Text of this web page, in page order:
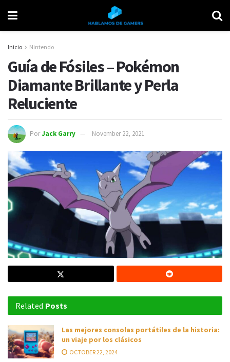
Inicio Nintendo
Guía de Fósiles – Pokémon
Diamante Brillante y Perla
Reluciente
PorJack Garry November 22, 2021
Related Posts
Las mejores consolas portátiles de la historia:
un viaje por los clásicos
OCTOBER 22, 2024